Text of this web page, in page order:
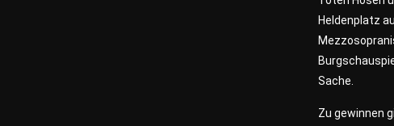
Heldenplatz
Sache.
Zu gewinnen